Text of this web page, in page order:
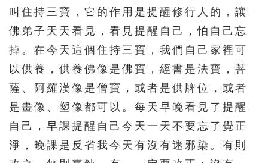
叫住持三寶，它的作用是提醒修行人的，讓
佛弟子天天看見，看見提醒自己，怕自己忘
掉。在今天這個住持三寶，我們自己家裡可
以供養，供養佛像是佛寶，經書是法寶，菩
薩、阿羅漢像是僧寶，或者是供牌位，或者
是畫像、塑像都可以。每天早晚看見了提醒
自己，早課提醒自己今天一天不要忘了覺正
淨，晚課是反省我今天有沒有迷邪染。有則